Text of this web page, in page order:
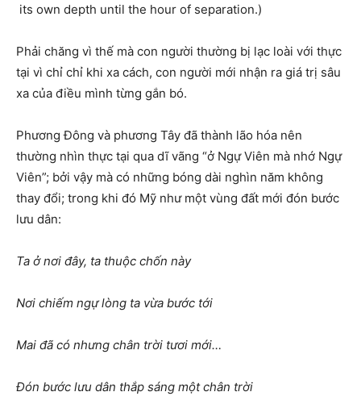
its own depth until the hour of separation.)
Phải chăng vì thế mà con người thường bị lạc loài với thực
tại vì chỉ chỉ khi xa cách, con người mới nhận ra giá trị sâu
xa của điều mình từng gắn bó.
Phương Đông và phương Tây đã thành lão hóa nên
thường nhìn thực tại qua dĩ vãng “ở Ngự Viên mà nhớ Ngự
Viên”; bởi vậy mà có những bóng dài nghìn năm không
thay đổi; trong khi đó Mỹ như một vùng đất mới đón bước
lưu dân:
Ta ở nơi đây, ta thuộc chốn này
Nơi chiếm ngự lòng ta vừa bước tới
Mai đã có nhưng chân trời tươi mới…
Đón bước lưu dân thắp sáng một chân trời